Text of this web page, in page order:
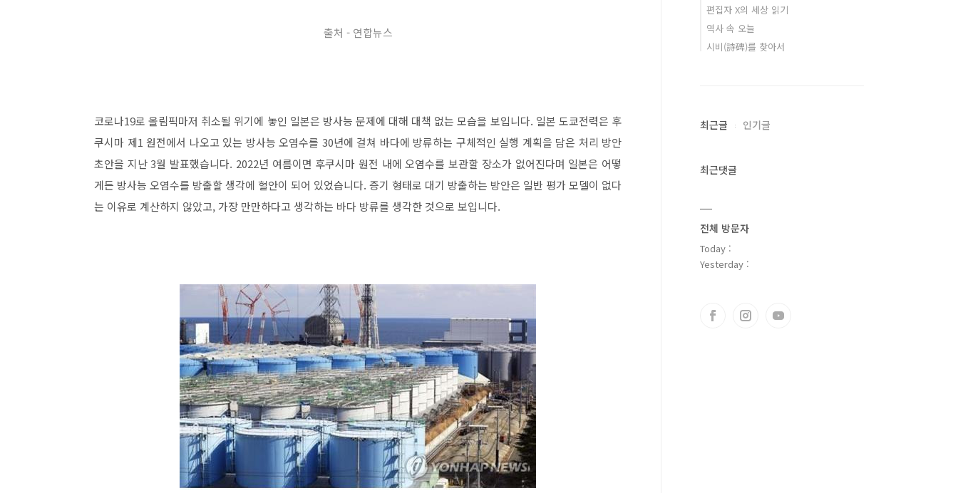
출처 - 연합뉴스
코로나19로 올림픽마저 취소될 위기에 놓인 일본은 방사능 문제에 대해 대책 없는 모습을 보입니다. 일본 도쿄전력은 후
쿠시마 제1 원전에서 나오고 있는 방사능 오염수를 30년에 걸쳐 바다에 방류하는 구체적인 실행 계획을 담은 처리 방안
초안을 지난 3월 발표했습니다. 2022년 여름이면 후쿠시마 원전 내에 오염수를 보관할 장소가 없어진다며 일본은 어떻
게든 방사능 오염수를 방출할 생각에 혈안이 되어 있었습니다. 증기 형태로 대기 방출하는 방안은 일반 평가 모델이 없다
는 이유로 계산하지 않았고, 가장 만만하다고 생각하는 바다 방류를 생각한 것으로 보입니다.
편집자 X의 세상 읽기
역사 속 오늘
시비(詩碑)를 찾아서
최근글 인기글
최근댓글
전체 방문자
Today :
Yesterday :